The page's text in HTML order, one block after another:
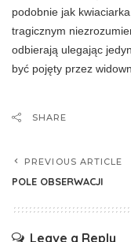
podobnie jak
tragicznym
odbierają ulegając
być pojęty przez
SHARE
PREVIOUS ARTICLE
POLE OBSERWACJI
Leave a Reply